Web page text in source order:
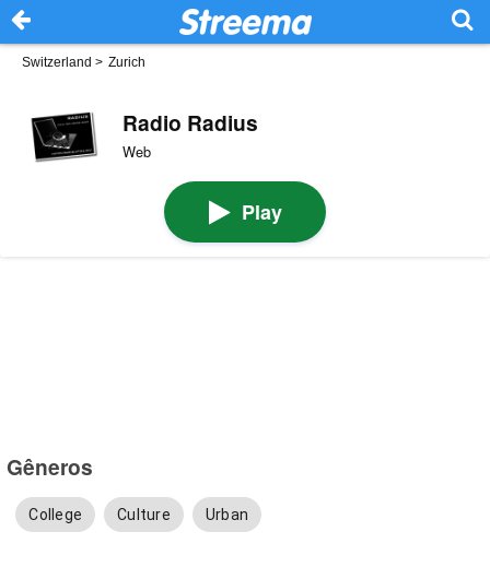
Switzerland > Zurich
Radio Radius
Web
Play
Gêneros
College Culture Urban